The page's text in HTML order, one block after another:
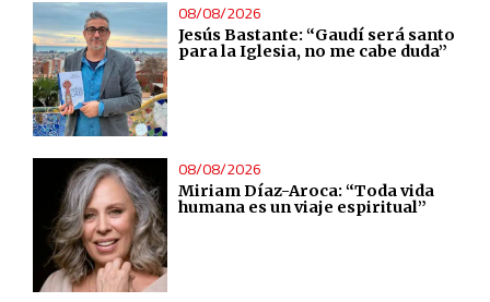
08/08/2026
Jesús Bastante: “Gaudí será santo
para la Iglesia, no me cabe duda”
08/08/2026
Miriam Díaz-Aroca: “Toda vida
humana es un viaje espiritual”